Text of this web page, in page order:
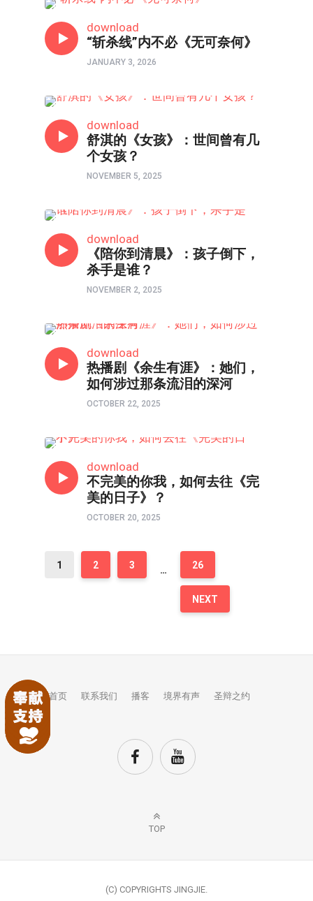
download
“斩杀线”内不必《无可奈何》
JANUARY 3, 2026
download
舒淇的《女孩》：世间曾有几
个女孩？
NOVEMBER 5, 2025
download
《陪你到清晨》：孩子倒下，
杀手是谁？
NOVEMBER 2, 2025
download
热播剧《余生有涯》：她们，
如何涉过那条流泪的深河
OCTOBER 22, 2025
download
不完美的你我，如何去往《完
美的日子》？
OCTOBER 20, 2025
1 2 3 … 26
NEXT
首页 联系我们 播客 境界有声 圣辩之约
TOP
(C) COPYRIGHTS JINGJIE.